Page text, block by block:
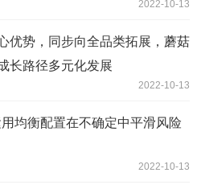
2022-10-13
优势，同步向全品类拓展，蘑菇
长路径多元化发展
2022-10-13
均衡配置在不确定中平滑风险
2022-10-13